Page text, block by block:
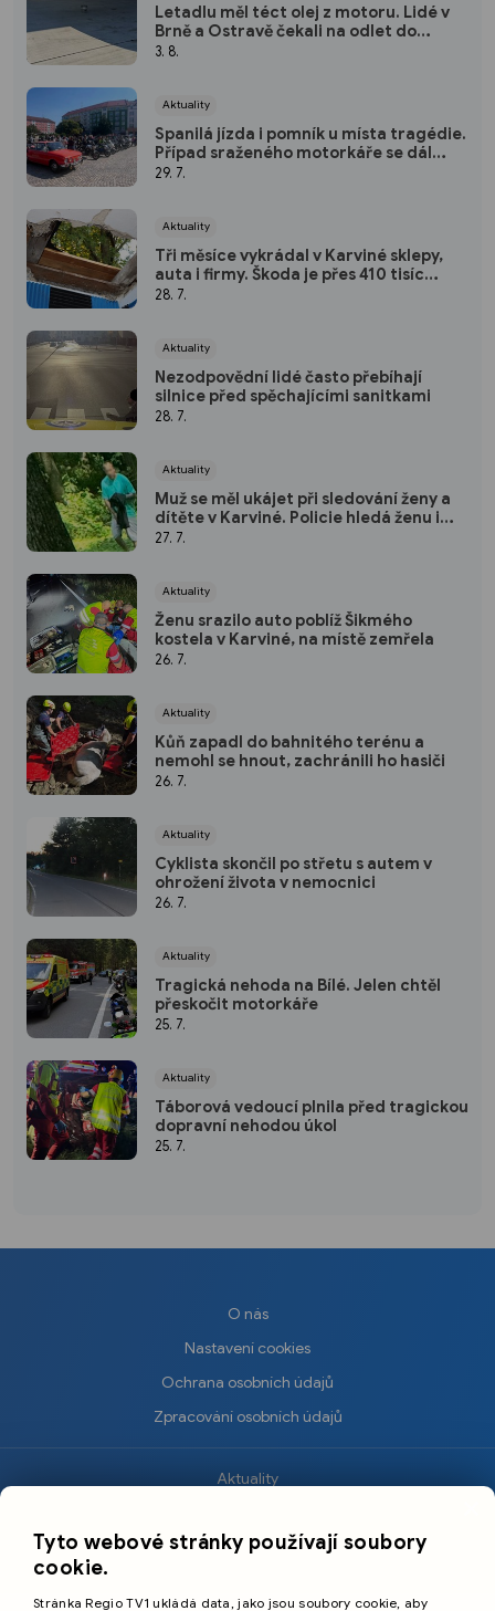
Letadlu měl téct olej z motoru. Lidé v
Brně a Ostravě čekali na odlet do
Tuniska 6 hodin
3. 8.
Aktuality
Spanilá jízda i pomník u místa tragédie.
Případ sraženého motorkáře se dál
prověřuje
29. 7.
Aktuality
Tři měsíce vykrádal v Karviné sklepy,
auta i firmy. Škoda je přes 410 tisíc
korun
28. 7.
Aktuality
Nezodpovědní lidé často přebíhají
silnice před spěchajícími sanitkami
28. 7.
Aktuality
Muž se měl ukájet při sledování ženy a
dítěte v Karviné. Policie hledá ženu i
svědky
27. 7.
Aktuality
Ženu srazilo auto poblíž Šikmého
kostela v Karviné, na místě zemřela
26. 7.
Aktuality
Kůň zapadl do bahnitého terénu a
nemohl se hnout, zachránili ho hasiči
26. 7.
Aktuality
Cyklista skončil po střetu s autem v
ohrožení života v nemocnici
26. 7.
Aktuality
Tragická nehoda na Bílé. Jelen chtěl
přeskočit motorkáře
25. 7.
Aktuality
Táborová vedoucí plnila před tragickou
dopravní nehodou úkol
25. 7.
O nás
Nastavení cookies
Ochrana osobních údajů
Zpracování osobních údajů
Aktuality
Sport
Tyto webové stránky používají soubory
cookie.
Stránka Regio TV1 ukládá data, jako jsou soubory cookie, aby